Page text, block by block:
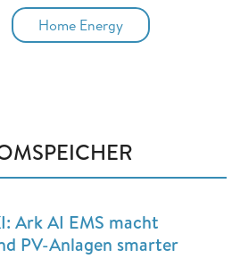
Home Energy
Ark AI EMS macht
PV-Anlagen smarter